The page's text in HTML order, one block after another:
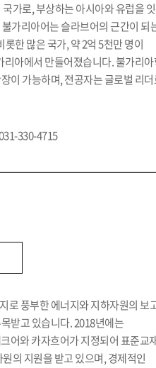
가로, 부상하는 아시아와 유럽을
가리아어는 슬라브어의 근간이 되
한 많은 국가, 약 2억 5천만 명이
아에서 만들어졌습니다. 불가리
이 가능하며, 전공자는 글로벌 리
330-4715
로 풍부한 에너지와 지하자원의 보
받고 있습니다. 2018년에는
어와 카자흐어가 지정되어 표준교
의 지원을 받고 있으며, 경제적인